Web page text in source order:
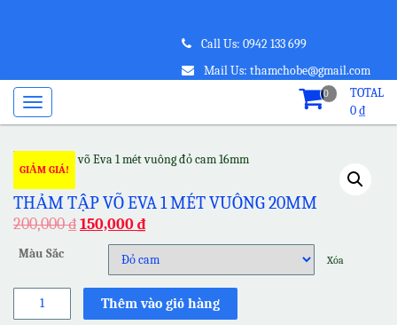
Call Us: 0942 133 699
Mail Us: thamchobe@gmail.com
0
TOTAL
0₫
GIẢM GIÁ!
THẢM TẬP VÕ EVA 1 MÉT VUÔNG 20MM
200,000₫ 150,000 ₫
Màu Sắc Xóa
Thảm
Thêm vào giỏ hàng